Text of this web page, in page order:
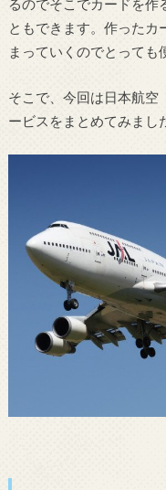
るのでそこでカードを作
ともできます。作ったカ
まっていくのでとっても
そこで、今回は日本航空
ービスをまとめてみまし